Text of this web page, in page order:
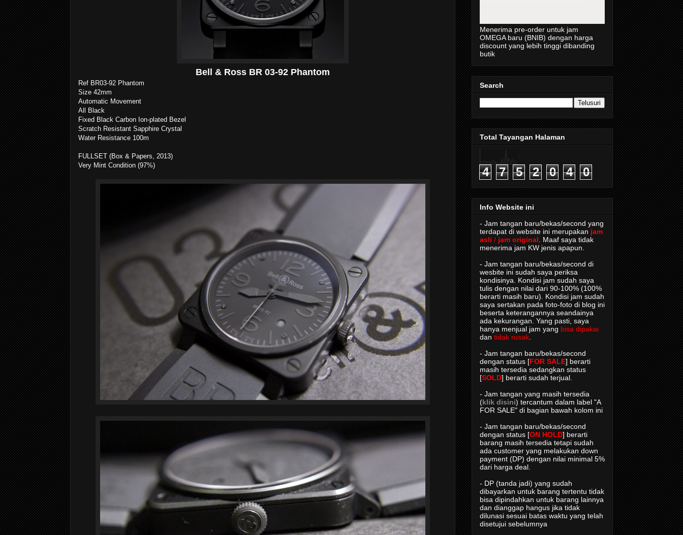
Bell & Ross BR 03-92 Phantom
Ref BR03-92 Phantom
Size 42mm
Automatic Movement
All Black
Fixed Black Carbon Ion-plated Bezel
Scratch Resistant Sapphire Crystal
Water Resistance 100m
FULLSET (Box & Papers, 2013)
Very Mint Condition (97%)
Menerima pre-order untuk jam
OMEGA baru (BNIB) dengan harga
discount yang lebih tinggi dibanding
butik
Search
Total Tayangan Halaman
4 7 5 2 0 4 0
Info Website ini
- Jam tangan baru/bekas/second yang
terdapat di website ini merupakan jam
asli / jam original . Maaf saya tidak
menerima jam KW jenis apapun.
- Jam tangan baru/bekas/second di
wesbite ini sudah saya periksa
kondisinya. Kondisi jam sudah saya
tulis dengan nilai dari 90-100% (100%
berarti masih baru). Kondisi jam sudah
saya sertakan pada foto-foto di blog ini
beserta keterangannya seandainya
ada kekurangan. Yang pasti, saya
hanya menjual jam yang bisa dipakai
dan tidak rusak
- Jam tangan baru/bekas/second
dengan status [FOR SALE] berarti
masih tersedia sedangkan status
[SOLD] berarti sudah terjual.
- Jam tangan yang masih tersedia
(klik disini) tercantum dalam label "A
FOR SALE" di bagian bawah kolom ini
- Jam tangan baru/bekas/second
dengan status [ON HOLD] berarti
barang masih tersedia tetapi sudah
ada customer yang melakukan down
payment (DP) dengan nilai minimal 5%
dari harga deal.
- DP (tanda jadi) yang sudah
dibayarkan untuk barang tertentu tidak
bisa dipindahkan untuk barang lainnya
dan dianggap hangus jika tidak
dilunasi sesuai batas waktu yang telah
disetujui sebelumnya